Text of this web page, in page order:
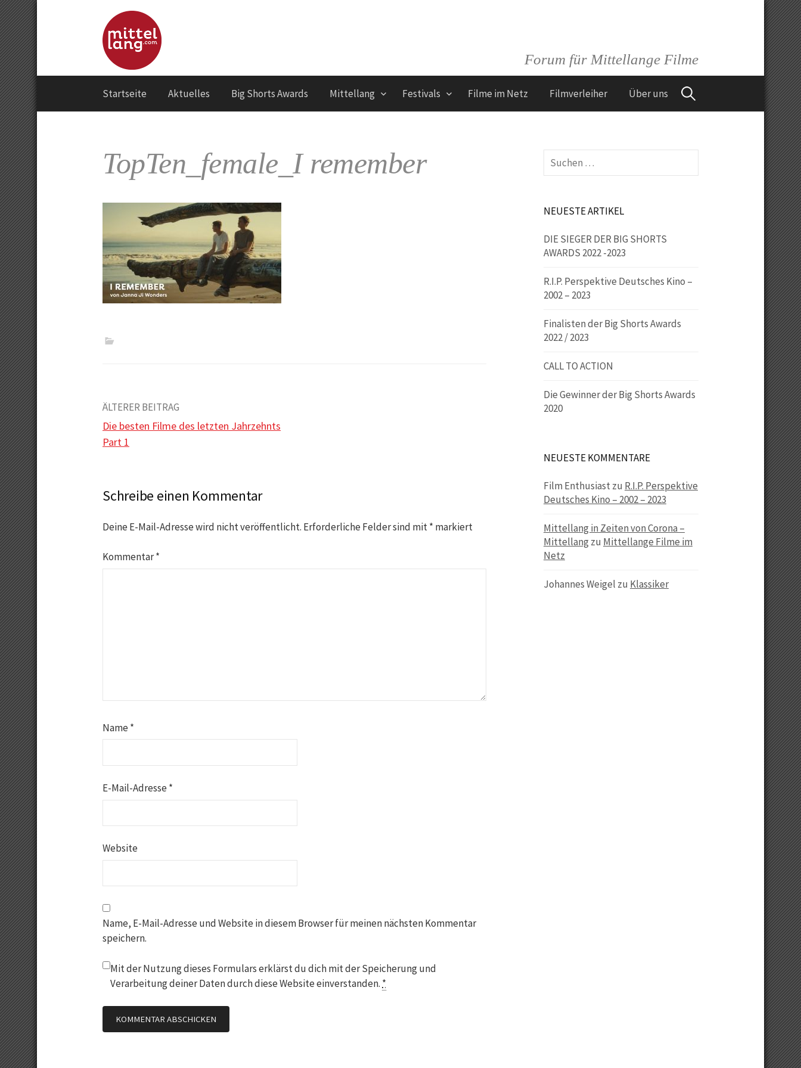
Springe
Forum für Mittellange Filme
Startseite Aktuelles Big Shorts Awards Mittellang Festivals Filme im Netz Filmverleiher Über uns Suchen
TopTen_female_I remember
Beitrags-
Navigation
ÄLTERER BEITRAG
Die besten Filme des letzten Jahrzehnts
Part 1
Schreibe einen Kommentar
Deine E-Mail-Adresse wird nicht veröffentlicht. Erforderliche Felder sind mit* markiert
Kommentar*
Name*
E-Mail-Adresse*
Website
Name, E-Mail-Adresse und Website in diesem Browser für meinen nächsten Kommentar
speichern.
Mit der Nutzung dieses Formulars erklärst du dich mit der Speicherung und
Verarbeitung deiner Daten durch diese Website einverstanden. *
Suchen
nach:
NEUESTE ARTIKEL
DIE SIEGER DER BIG SHORTS
AWARDS 2022 -2023
R.I.P. Perspektive Deutsches Kino –
2002 – 2023
Finalisten der Big Shorts Awards
2022 / 2023
CALL TO ACTION
Die Gewinner der Big Shorts Awards
2020
NEUESTE KOMMENTARE
Film Enthusiast zu R.I.P. Perspektive
Deutsches Kino – 2002 – 2023
Mittellang in Zeiten von Corona –
Mittellang zu Mittellange Filme im
Netz
Johannes Weigel zu Klassiker